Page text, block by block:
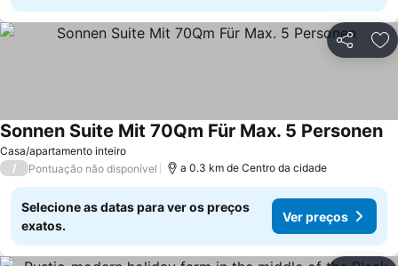
Partilhar
Casa/apartamento inteiro
Sonnen Suite Mit 70Qm Für Max. 5 Personen
/ Pontuação não disponível a 0.3 km de Centro da cidade
Selecione as datas para ver os preços
exatos.
Ver preços